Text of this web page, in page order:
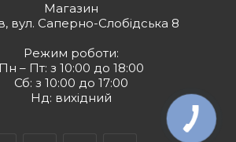
Магазин
вул. Саперно-Слобідська 8
Режим роботи:
Пн – Пт: з 10:00 до 18:00
Сб: з 10:00 до 17:00
Нд: вихідний